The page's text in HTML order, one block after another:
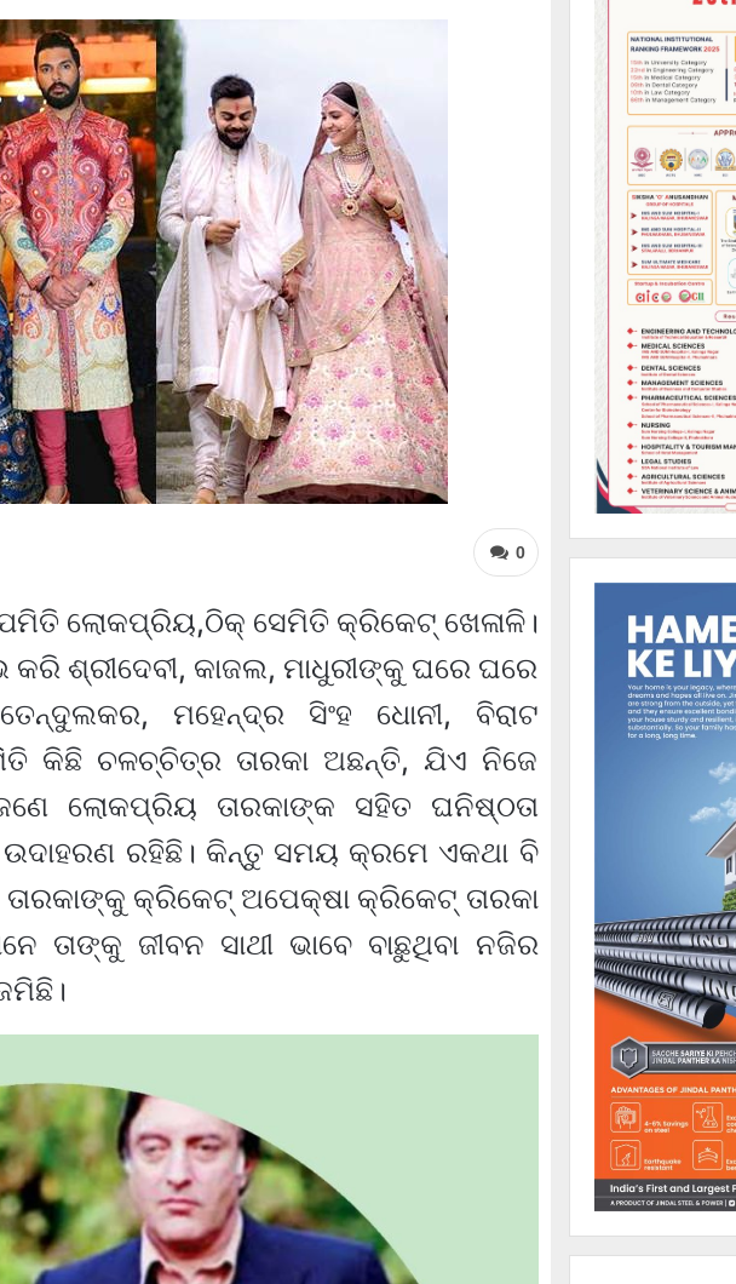
0
ଲୋକପ୍ରିୟ,ଠିକ୍ ସେମିତି କ୍ରିକେଟ୍ ଖେଳାଳି।
ଶ୍ରୀଦେବୀ, କାଜଲ, ମାଧୁରୀଙ୍କୁ ଘରେ ଘରେ
ମହେନ୍ଦ୍ର ସିଂହ ଧୋନୀ, ବିରାଟ
କିଛି ଚଳଚ୍ଚିତ୍ର ତାରକା ଅଛନ୍ତି, ଯିଏ ନିଜେ
ଲୋକପ୍ରିୟ ତାରକାଙ୍କ ସହିତ ଘନିଷ୍ଠତା
ରହିଛି। କିନ୍ତୁ ସମୟ କ୍ରମେ ଏକଥା ବି
କ୍ରିକେଟ୍ ଅପେକ୍ଷା କ୍ରିକେଟ୍ ତାରକା
ତାଙ୍କୁ ଜୀବନ ସାଥୀ ଭାବେ ବାଛୁଥିବା ନଜିର